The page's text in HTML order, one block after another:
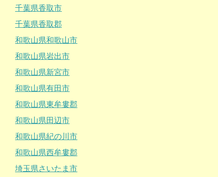
千葉県香取市
千葉県香取郡
和歌山県和歌山市
和歌山県岩出市
和歌山県新宮市
和歌山県有田市
和歌山県東牟婁郡
和歌山県田辺市
和歌山県紀の川市
和歌山県西牟婁郡
埼玉県さいたま市